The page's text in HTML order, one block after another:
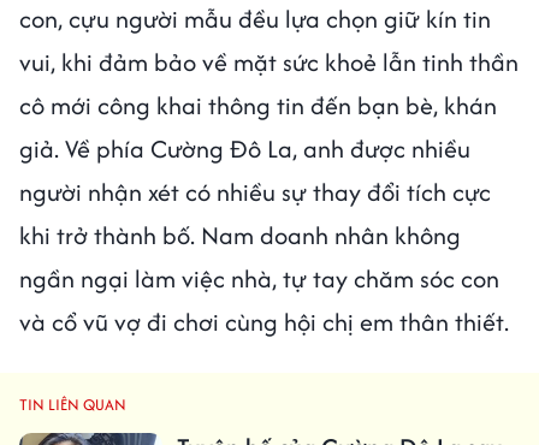
con, cựu người mẫu đều lựa chọn giữ kín tin
vui, khi đảm bảo về mặt sức khoẻ lẫn tinh thần
cô mới công khai thông tin đến bạn bè, khán
giả. Về phía Cường Đô La, anh được nhiều
người nhận xét có nhiều sự thay đổi tích cực
khi trở thành bố. Nam doanh nhân không
ngần ngại làm việc nhà, tự tay chăm sóc con
và cổ vũ vợ đi chơi cùng hội chị em thân thiết.
TIN LIÊN QUAN